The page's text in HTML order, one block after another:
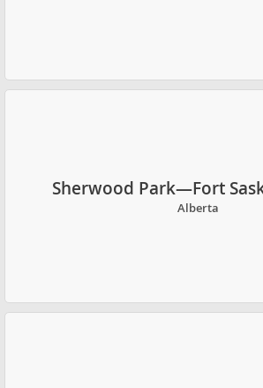
Sherwood Park—Fort
Alberta